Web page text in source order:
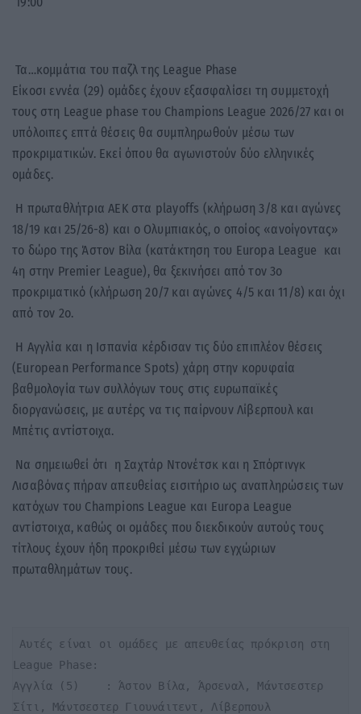
Τα…κομμάτια του παζλ της League Phase
Είκοσι εννέα (29) ομάδες έχουν εξασφαλίσει τη συμμετοχή
τους στη League phase του Champions League 2026/27 και οι
υπόλοιπες επτά θέσεις θα συμπληρωθούν μέσω των
προκριματικών. Εκεί όπου θα αγωνιστούν δύο ελληνικές
ομάδες.
Η πρωταθλήτρια ΑΕΚ στα playoffs (κλήρωση 3/8 και αγώνες
18/19 και 25/26-8) και ο Ολυμπιακός, ο οποίος «ανοίγοντας»
το δώρο της Άστον Βίλα (κατάκτηση του Europa League και
4η στην Premier League), θα ξεκινήσει από τον 3ο
προκριματικό (κλήρωση 20/7 και αγώνες 4/5 και 11/8) και όχι
από τον 2ο.
Η Αγγλία και η Ισπανία κέρδισαν τις δύο επιπλέον θέσεις
(European Performance Spots) χάρη στην κορυφαία
βαθμολογία των συλλόγων τους στις ευρωπαϊκές
διοργανώσεις, με αυτέρς να τις παίρνουν Λίβερπουλ και
Μπέτις αντίστοιχα.
Να σημειωθεί ότι η Σαχτάρ Ντονέτσκ και η Σπόρτινγκ
Λισαβόνας πήραν απευθείας εισιτήριο ως αναπληρώσεις των
κατόχων του Champions League και Europa League
αντίστοιχα, καθώς οι ομάδες που διεκδικούν αυτούς τους
τίτλους έχουν ήδη προκριθεί μέσω των εγχώριων
πρωταθλημάτων τους.
Αυτές είναι οι ομάδες με απευθείας πρόκριση στη
League Phase:
Αγγλία (5)    : Άστον Βίλα, Άρσεναλ, Μάντσεστερ
Σίτι, Μάντσεστερ Γιουνάιτεντ, Λίβερπουλ